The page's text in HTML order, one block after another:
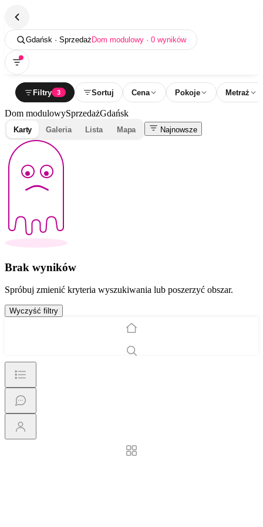
Gdańsk · Sprzedaż Dom modulowy · 0 wyników
Filtry 3 Sortuj Cena Pokoje Metraż
Dom modulowySprzedażGdańsk
Karty Galeria Lista Mapa Najnowsze
Brak wyników
Spróbuj zmienić kryteria wyszukiwania lub poszerzyć obszar.
Wyczyść filtry